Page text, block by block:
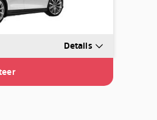
Details